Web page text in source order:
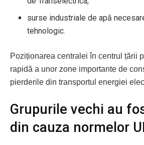
surse industriale de apă
tehnologic.
Poziționarea centralei în centrul țării
rapidă a unor zone importante de
pierderile din transportul energiei
Grupurile vechi au
din cauza normelor